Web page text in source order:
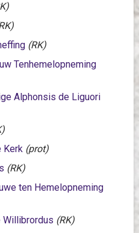
(RK)
Tenhemelopneming
Alphonsis de Liguori
Kerk (prot)
(RK)
ten Hemelopneming
Willibrordus (RK)